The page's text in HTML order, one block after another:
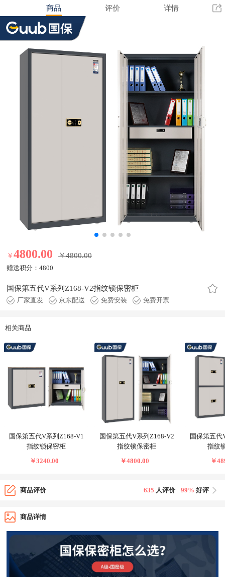
商品 评价 详情
￥ 4800.00 ￥4800.00
赠送积分： 4800
国保第五代V系列Z168-V2指纹锁保密柜
厂家直发 京东配送 免费安装 免费开票
相关商品
国保第五代V系列Z168-V1
指纹锁保密柜
￥3240.00
国保第五代V系列Z168-V2
指纹锁保密柜
￥4800.00
国保第五代
指纹
￥
商品评价 635 人评价 99% 好评
商品详情